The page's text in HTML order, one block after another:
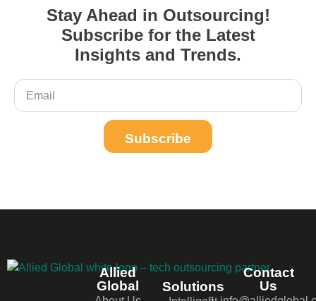
Stay Ahead in Outsourcing!
Subscribe for the Latest
Insights and Trends.
Subscribe
Allied
Global
Solutions
Contact
Us